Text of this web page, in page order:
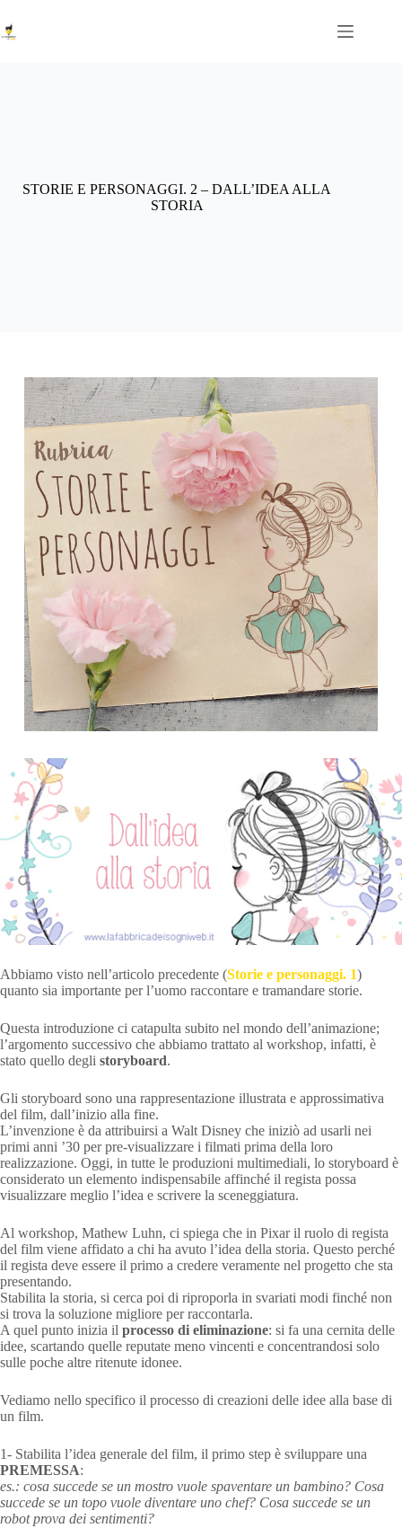
al
contenuto
STORIE E PERSONAGGI. 2 – DALL’IDEA ALLA
STORIA
Abbiamo visto nell’articolo precedente (Storie e personaggi. 1)
quanto sia importante per l’uomo raccontare e tramandare storie.
Questa introduzione ci catapulta subito nel mondo dell’animazione;
l’argomento successivo che abbiamo trattato al workshop, infatti, è
stato quello degli storyboard.
Gli storyboard sono una rappresentazione illustrata e approssimativa
del film, dall’inizio alla fine.
L’invenzione è da attribuirsi a Walt Disney che iniziò ad usarli nei
primi anni ’30 per pre-visualizzare i filmati prima della loro
realizzazione. Oggi, in tutte le produzioni multimediali, lo storyboard è
considerato un elemento indispensabile affinché il regista possa
visualizzare meglio l’idea e scrivere la sceneggiatura.
Al workshop, Mathew Luhn, ci spiega che in Pixar il ruolo di regista
del film viene affidato a chi ha avuto l’idea della storia. Questo perché
il regista deve essere il primo a credere veramente nel progetto che sta
presentando.
Stabilita la storia, si cerca poi di riproporla in svariati modi finché non
si trova la soluzione migliore per raccontarla.
A quel punto inizia il processo di eliminazione: si fa una cernita delle
idee, scartando quelle reputate meno vincenti e concentrandosi solo
sulle poche altre ritenute idonee.
Vediamo nello specifico il processo di creazioni delle idee alla base di
un film.
1- Stabilita l’idea generale del film, il primo step è sviluppare una
PREMESSA:
es.: cosa succede se un mostro vuole spaventare un bambino? Cosa
succede se un topo vuole diventare uno chef? Cosa succede se un
robot prova dei sentimenti?